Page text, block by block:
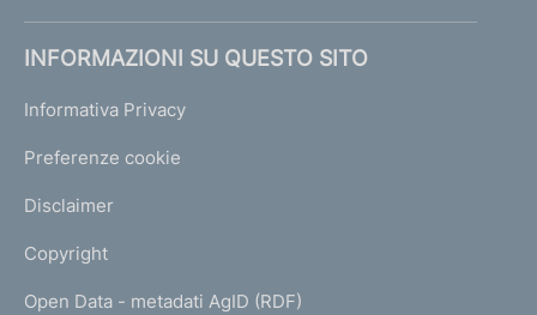
INFORMAZIONI SU QUESTO SITO
Informativa Privacy
Preferenze cookie
Disclaimer
Copyright
Open Data - metadati AgID (RDF)